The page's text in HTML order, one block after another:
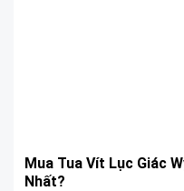
Mua Tua Vít Lục Giác
Nhất?